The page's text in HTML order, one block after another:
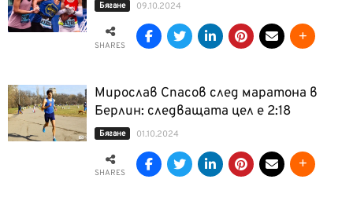
Бягане 09.10.2024
SHARES
Мирослав Спасов след маратона в
Берлин: следващата цел е 2:18
Бягане 01.10.2024
SHARES